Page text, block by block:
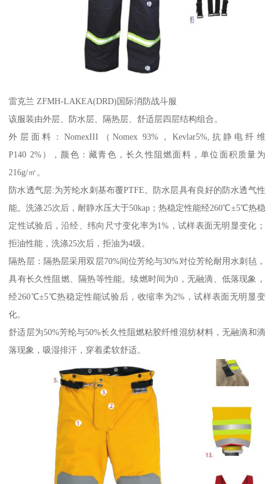
雷克兰 ZFMH-LAKEA(DRD)国际消防战斗服
该服装由外层、防水层、隔热层、舒适层四层结构组合。
外层面料：NomexIII（Nomex 93%，Kevlar5%,抗静电纤维
P140 2%），颜色：藏青色，长久性阻燃面料，单位面积质量为
216g/㎡。
防水透气层:为芳纶水刺基布覆PTFE。防水层具有良好的防水透气性
能。洗涤25次后，耐静水压大于50kap；热稳定性能经260℃±5℃热稳
定性试验后，沿经、纬向尺寸变化率为1%，试样表面无明显变化；
拒油性能，洗涤25次后，拒油为4级。
隔热层：隔热层采用双层70%间位芳纶与30%对位芳纶耐用水刺毡，
具有长久性阻燃、隔热等性能。续燃时间为0，无融滴、低落现象，
经260℃±5℃热稳定性能试验后，收缩率为2%，试样表面无明显变
化。
舒适层为50%芳纶与50%长久性阻燃粘胶纤维混纺材料，无融滴和滴
落现象，吸湿排汗，穿着柔软舒适。